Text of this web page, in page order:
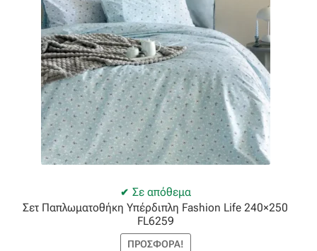
Οργάντζα
Οργάντζα διπλή
Οργάντζα με κέντημα
Οργάντζα με ταφτά
Οργάντζα με φλοκ
Οργάντζα μεταξωτή
Οργάντζα ντεβορέ
Σε απόθεμα
Σετ Παπλωματοθήκη Υπέρδιπλη Fashion Life 240×250
FL6259
ΠΡΟΣΦΟΡΆ!